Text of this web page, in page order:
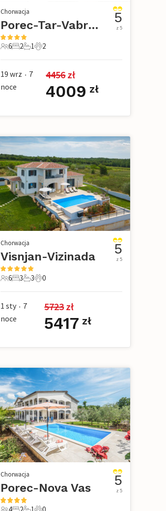
Chorwacja
Porec-Tar-Vabriga
6 Goście
6
2 Sypialnie
2
1 Łazienka
1
2 Zwierzęta domowe
2
5
z 5
19 wrz • 7
noce
4456 zł
4009 zł
Chorwacja
Visnjan-Vizinada
6 Goście
6
3 Sypialnie
3
3 Łazienki
3
0 Zwierzęta domowe
0
5
z 5
1 sty • 7
noce
5723 zł
5417 zł
Chorwacja
Porec-Nova Vas 5
z 5